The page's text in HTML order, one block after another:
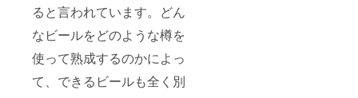
ると言われています。どん
なビールをどのような樽を
使って熟成するのかによっ
て、できるビールも全く別